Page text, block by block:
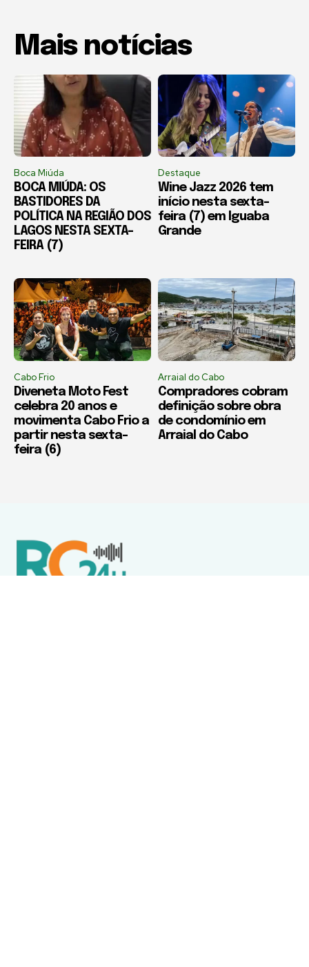
Mais notícias
Boca Miúda
BOCA MIÚDA: OS
BASTIDORES DA
POLÍTICA NA REGIÃO DOS
LAGOS NESTA SEXTA-
FEIRA (7)
Destaque
Wine Jazz 2026 tem
início nesta sexta-
feira (7) em Iguaba
Grande
Cabo Frio
Diveneta Moto Fest
celebra 20 anos e
movimenta Cabo Frio a
partir nesta sexta-
feira (6)
Arraial do Cabo
Compradores cobram
definição sobre obra
de condomínio em
Arraial do Cabo